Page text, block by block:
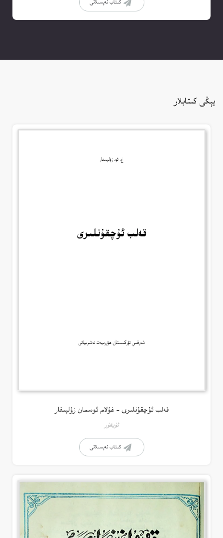
كىتاب تەپسىلاتى
يېڭى كىتابلار
قەلب ئۇچقۇنلىرى – غۇلام ئوسمان زۇلپىقار
ئۇيغۇر
كىتاب تەپسىلاتى